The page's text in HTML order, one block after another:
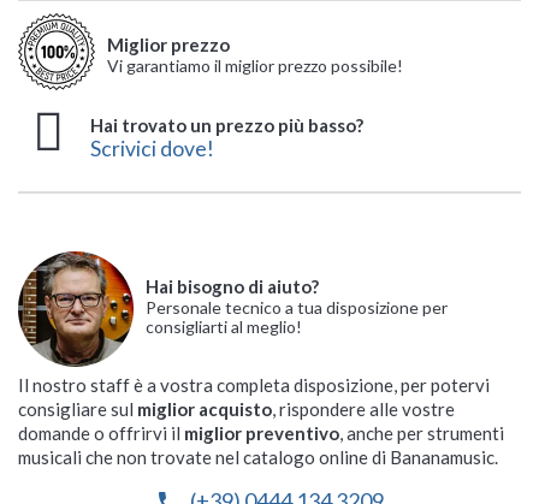
Miglior prezzo
Vi garantiamo il miglior prezzo possibile!
Hai trovato un prezzo più basso?
Scrivici dove!
Hai bisogno di aiuto?
Personale tecnico a tua disposizione per
consigliarti al meglio!
Il nostro staff è a vostra completa disposizione, per potervi
consigliare sul miglior acquisto , rispondere alle vostre
domande o offrirvi il miglior preventivo , anche per strumenti
musicali che non trovate nel catalogo online di Bananamusic.